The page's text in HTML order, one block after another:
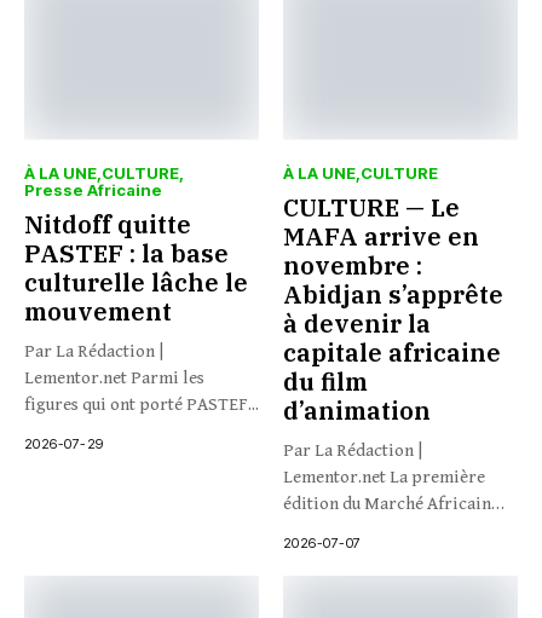
À LA UNE CULTURE
Presse Africaine
Nitdoff quitte
PASTEF : la base
culturelle lâche le
mouvement
Par La Rédaction |
Lementor.net Parmi les
figures qui ont porté PASTEF...
2026-07-29
À LA UNE CULTURE
CULTURE — Le
MAFA arrive en
novembre :
Abidjan s’apprête
à devenir la
capitale africaine
du film
d’animation
Par La Rédaction |
Lementor.net La première
édition du Marché Africain
2026-07-07